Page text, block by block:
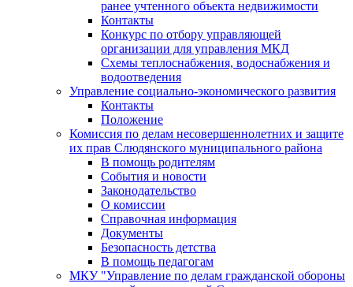
ранее учтенного объекта недвижимости
Контакты
Конкурс по отбору управляющей
организации для управления МКД
Схемы теплоснабжения, водоснабжения и
водоотведения
Управление социально-экономического развития
Контакты
Положение
Комиссия по делам несовершеннолетних и защите
их прав Слюдянского муниципального района
В помощь родителям
События и новости
Законодательство
О комиссии
Справочная информация
Документы
Безопасность детства
В помощь педагогам
МКУ "Управление по делам гражданской обороны